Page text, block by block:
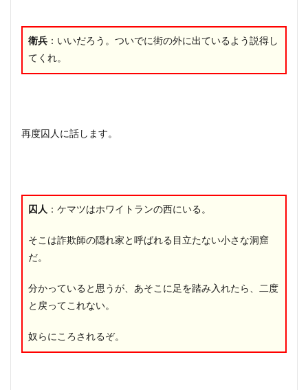
衛兵 ：いいだろう。ついでに街の外に出ているよう説得し
てくれ。
再度囚人に話します。
囚人 ：ケマツはホワイトランの西にいる。
そこは詐欺師の隠れ家と呼ばれる目立たない小さな洞窟
だ。
分かっていると思うが、あそこに足を踏み入れたら、二度
と戻ってこれない。
奴らにころされるぞ。